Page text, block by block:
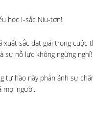
học I-sắc Niu-tơn!
sắc đạt giải trong cuộc
sự nỗ lực không ngừng nghỉ!
tự hào này phản ánh sự
mọi người.